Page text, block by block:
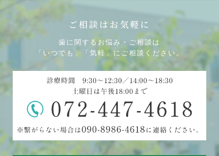
ご相談はお気軽に
歯に関するお悩み・ご相談は
「いつでも」「気軽」にご相談ください。